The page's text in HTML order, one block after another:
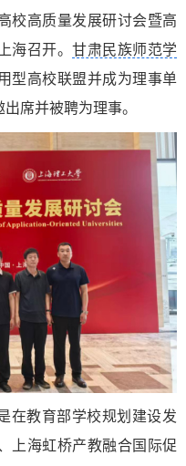
校高质量发展研讨会暨高
海召开。甘肃民族师范学
型高校联盟并成为理事单
席并被聘为理事。
在教育部学校规划建设发
上海虹桥产教融合国际促